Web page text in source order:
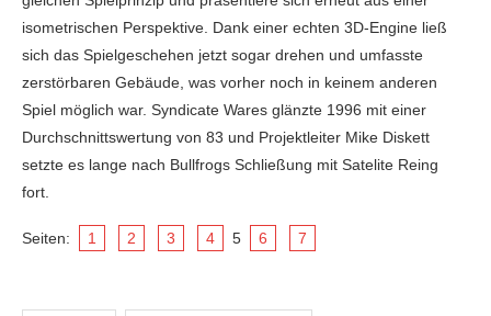
isometrischen Perspektive. Dank einer echten 3D-Engine ließ
sich das Spielgeschehen jetzt sogar drehen und umfasste
zerstörbaren Gebäude, was vorher noch in keinem anderen
Spiel möglich war. Syndicate Wares glänzte 1996 mit einer
Durchschnittswertung von 83 und Projektleiter Mike Diskett
setzte es lange nach Bullfrogs Schließung mit Satelite Reing
fort.
Seiten: 1 2 3 4 5 6 7